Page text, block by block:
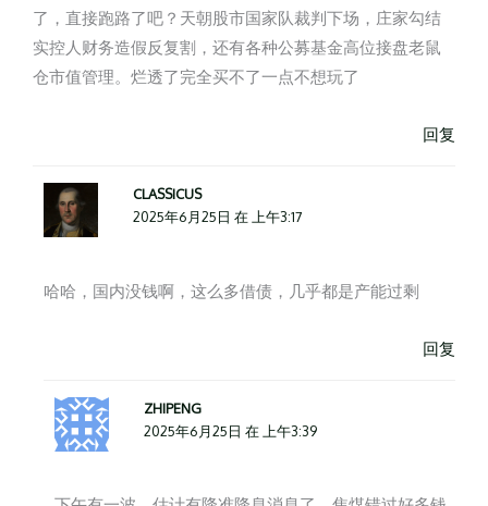
了，直接跑路了吧？天朝股市国家队裁判下场，庄家勾结
实控人财务造假反复割，还有各种公募基金高位接盘老鼠
仓市值管理。烂透了完全买不了一点不想玩了
回复
CLASSICUS
2025年6月25日 在 上午3:17
哈哈，国内没钱啊，这么多借债，几乎都是产能过剩
回复
ZHIPENG
2025年6月25日 在 上午3:39